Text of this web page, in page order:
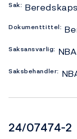
Sak:
Dokumenttittel:
Saksansvarlig:
Saksbehandler:
24/07474-2